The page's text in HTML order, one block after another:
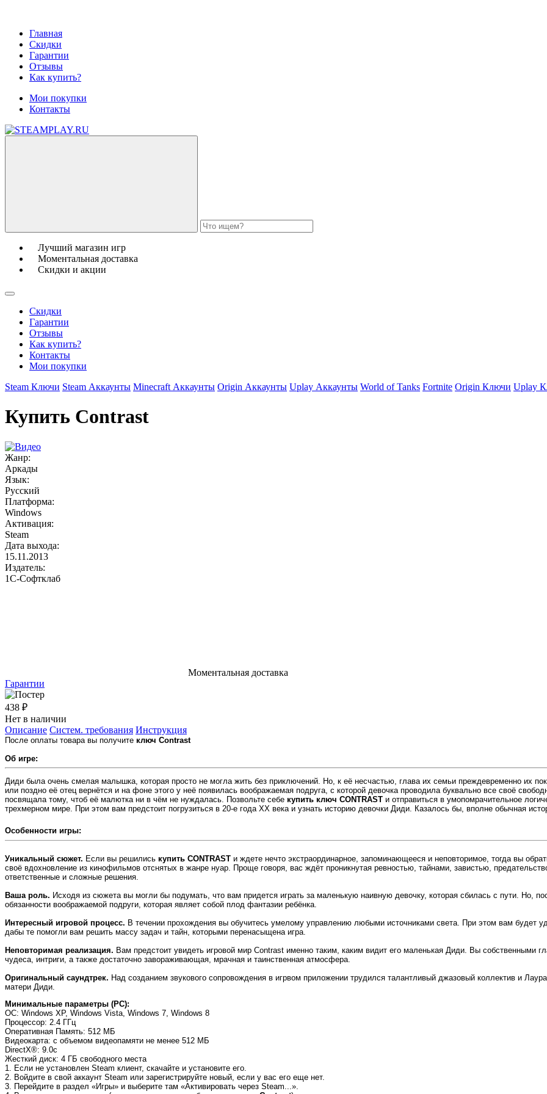
Главная
Скидки
Гарантии
Отзывы
Как купить?
Мои покупки
Контакты
Лучший магазин игр
Моментальная доставка
Скидки и акции
Скидки
Гарантии
Отзывы
Как купить?
Контакты
Мои покупки
Steam Ключи Steam Аккаунты Minecraft Аккаунты Origin Аккаунты Uplay Аккаунты World of Tanks Fortnite Origin Ключи Uplay
Купить Contrast
Жанр:
Аркады
Язык:
Русский
Платформа:
Windows
Активация:
Steam
Дата выхода:
15.11.2013
Издатель:
1С-Софтклаб
Моментальная доставка
Гарантии
438 ₽
Нет в наличии
Описание Систем. требования Инструкция
После оплаты товара вы получите ключ Contrast
Об игре:
Диди была очень смелая малышка, которая просто не могла жить без приключений. Но, к её несчастью, глава их семьи преждевременно их
или поздно её отец вернётся и на фоне этого у неё появилась воображаемая подруга, с которой девочка проводила буквально все своё
посвящала тому, чтоб её малютка ни в чём не нуждалась. Позвольте себе купить ключ CONTRAST и отправиться в умопомрачительное
трехмерном мире. При этом вам предстоит погрузиться в 20-е года XX века и узнать историю девочки Диди. Казалось бы, вполне обычная
Особенности игры:
Уникальный сюжет. Если вы решились купить CONTRAST и ждете нечто экстраординарное, запоминающееся и неповторимое, тогда вы
своё вдохновление из кинофильмов отснятых в жанре нуар. Проще говоря, вас ждёт проникнутая ревностью, тайнами, завистью,
ответственные и сложные решения.
Ваша роль. Исходя из сюжета вы могли бы подумать, что вам придется играть за маленькую наивную девочку, которая сбилась с пути. Но,
обязанности воображаемой подруги, которая являет собой плод фантазии ребёнка.
Интересный игровой процесс. В течении прохождения вы обучитесь умелому управлению любыми источниками света. При этом вам будет
дабы те помогли вам решить массу задач и тайн, которыми перенасыщена игра.
Неповторимая реализация. Вам предстоит увидеть игровой мир Contrast именно таким, каким видит его маленькая Диди. Вы собственными
чудеса, интриги, а также достаточно завораживающая, мрачная и таинственная атмосфера.
Оригинальный саундтрек. Над созданием звукового сопровождения в игрвом приложении трудился талантливый джазовый коллектив и
матери Диди.
Минимальные параметры (PC):
OC: Windows XP, Windows Vista, Windows 7, Windows 8
Процессор: 2.4 ГГц
Оперативная Память: 512 МБ
Видеокарта: с объемом видеопамяти не менее 512 МБ
DirectX®: 9.0c
Жесткий диск: 4 ГБ свободного места
1. Если не установлен Steam клиент, скачайте и установите его.
2. Войдите в свой аккаунт Steam или зарегистрируйте новый, если у вас его еще нет.
3. Перейдите в раздел «Игры» и выберите там «Активировать через Steam...».